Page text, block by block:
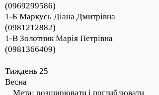
(0969299586)
1-Б Маркусь Діана Дмитрівна
(0981212882)
1-В Золотник Марія Петрівна
(0981366409)
Тиждень 25
Весна
Мета: розширювати і поглиблювати